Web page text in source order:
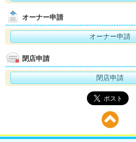
オーナー申請
オーナー申請
閉店申請
閉店申請